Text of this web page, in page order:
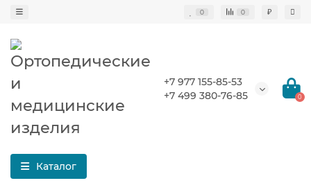
0 0 ₽
+7 977 155-85-53
+7 499 380-76-85
0
Каталог